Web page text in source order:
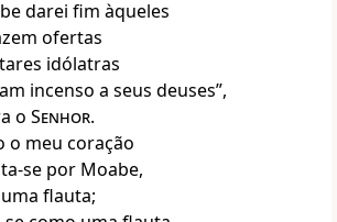
darei fim àqueles
ofertas
idólatras
incenso a seus deuses”,
o Senhor.
o meu coração
se por Moabe,
flauta;